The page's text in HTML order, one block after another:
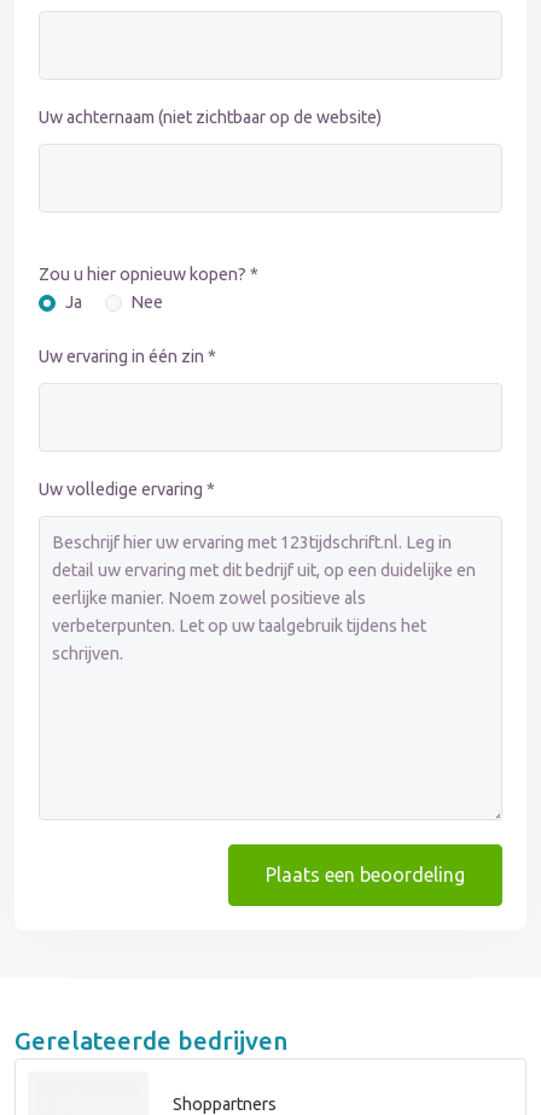
Uw achternaam (niet zichtbaar op de website)
Zou u hier opnieuw kopen? *
Ja
Nee
Uw ervaring in één zin *
Uw volledige ervaring *
Plaats een beoordeling
Gerelateerde bedrijven
Shoppartners